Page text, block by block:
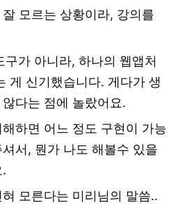
모르는 상황이라, 강의를
구가 아니라, 하나의 웹앱처
게 신기했습니다. 게다가 생
다는 점에 놀랐어요.
하면 어느 정도 구현이 가능
서, 뭔가 나도 해볼수 있을
모른다는 미리님의 말씀..